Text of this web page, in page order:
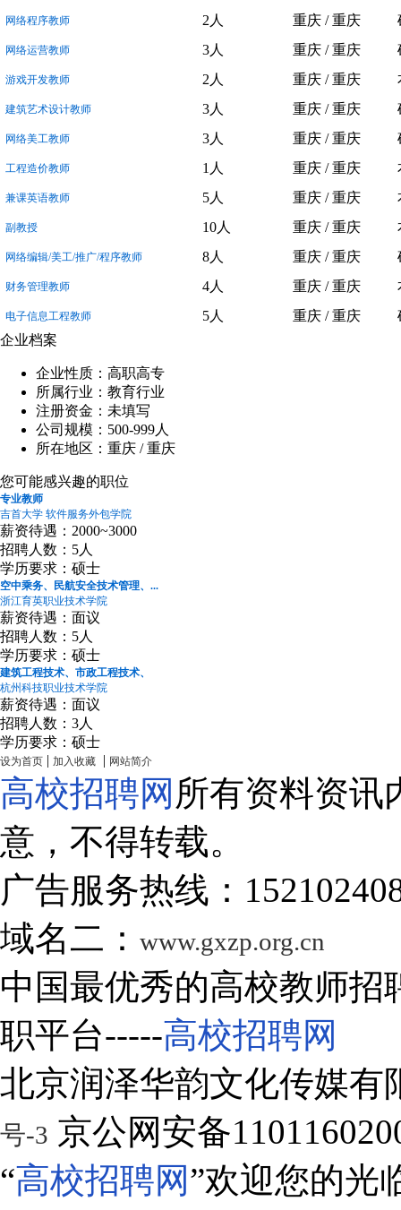
网络程序教师 2人 重庆 / 重庆
网络运营教师 3人 重庆 / 重庆
游戏开发教师 2人 重庆 / 重庆
建筑艺术设计教师 3人 重庆 / 重庆
网络美工教师 3人 重庆 / 重庆
工程造价教师 1人 重庆 / 重庆
兼课英语教师 5人 重庆 / 重庆
副教授 10人 重庆 / 重庆
网络编辑/美工/推广/程序教师 8人 重庆 / 重庆
财务管理教师 4人 重庆 / 重庆
电子信息工程教师 5人 重庆 / 重庆
企业档案
企业性质：高职高专
所属行业：教育行业
注册资金：未填写
公司规模：500-999人
所在地区：重庆 / 重庆
您可能感兴趣的职位
专业教师
吉首大学 软件服务外包学院
薪资待遇：2000~3000
招聘人数：5人
学历要求：硕士
空中乘务、民航安全技术管理、...
浙江育英职业技术学院
薪资待遇：面议
招聘人数：5人
学历要求：硕士
建筑工程技术、市政工程技术、
杭州科技职业技术学院
薪资待遇：面议
招聘人数：3人
学历要求：硕士
设为首页 | 加入收藏 | 网站简介
高校招聘网 所有资料资讯
意，不得转载。
广告服务热线：
域名二： www.gxzp.org.cn
中国最优秀的高校教师
职平台-----高校招聘网
北京润泽华韵文化传媒
号-3 京公网安备
“高校招聘网”欢迎您的光